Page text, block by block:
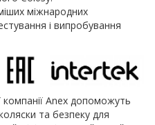
міжнародних
і випробування
компанії Anex допоможуть
та безпеку для